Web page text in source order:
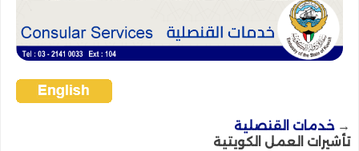
→خدمات القنصلية
تأشيرات العمل الكويتية